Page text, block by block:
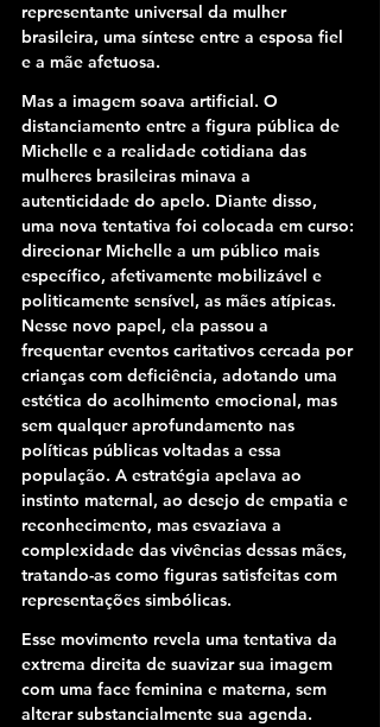
representante universal da mulher
brasileira, uma síntese entre a esposa fiel
e a mãe afetuosa.
Mas a imagem soava artificial. O
distanciamento entre a figura pública de
Michelle e a realidade cotidiana das
mulheres brasileiras minava a
autenticidade do apelo. Diante disso,
uma nova tentativa foi colocada em curso:
direcionar Michelle a um público mais
específico, afetivamente mobilizável e
politicamente sensível, as mães atípicas.
Nesse novo papel, ela passou a
frequentar eventos caritativos cercada por
crianças com deficiência, adotando uma
estética do acolhimento emocional, mas
sem qualquer aprofundamento nas
políticas públicas voltadas a essa
população. A estratégia apelava ao
instinto maternal, ao desejo de empatia e
reconhecimento, mas esvaziava a
complexidade das vivências dessas mães,
tratando-as como figuras satisfeitas com
representações simbólicas.
Esse movimento revela uma tentativa da
extrema direita de suavizar sua imagem
com uma face feminina e materna, sem
alterar substancialmente sua agenda.